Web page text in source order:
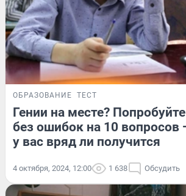
ОБРАЗОВАНИЕ ТЕСТ
Гении на месте?
без ошибок на 10 вопросов
у вас вряд ли получится
4 октября, 2024, 12:00 1 638 Обсудить